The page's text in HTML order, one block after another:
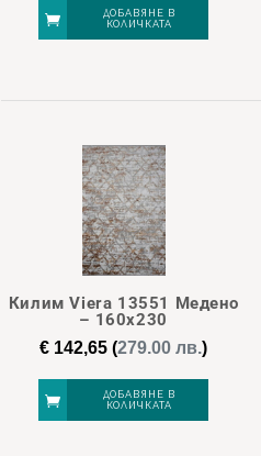
ДОБАВЯНЕ В
КОЛИЧКАТА
Килим Viera 13551 Медено
– 160х230
€ 142,65 (279.00 лв.)
ДОБАВЯНЕ В
КОЛИЧКАТА